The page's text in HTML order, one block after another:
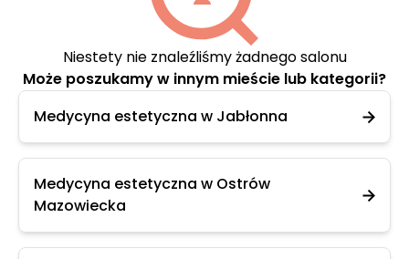
Niestety nie znaleźliśmy żadnego salonu
Może poszukamy w innym mieście lub kategorii?
Medycyna estetyczna w Jabłonna
Medycyna estetyczna w Ostrów
Mazowiecka